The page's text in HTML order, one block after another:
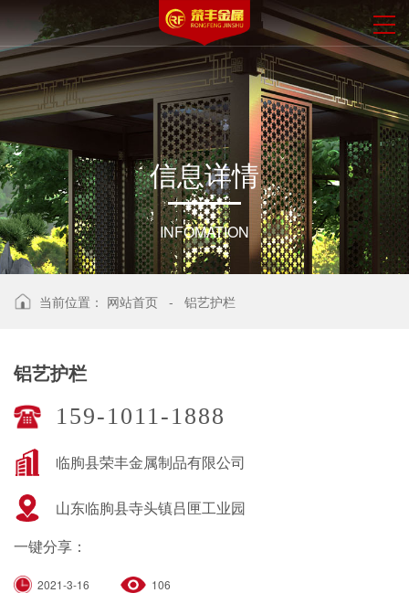
信息详情
INFOMATION
当前位置： 网站首页 - 铝艺护栏
铝艺护栏
159-1011-1888
临朐县荣丰金属制品有限公司
山东临朐县寺头镇吕匣工业园
一键分享：
2021-3-16 106